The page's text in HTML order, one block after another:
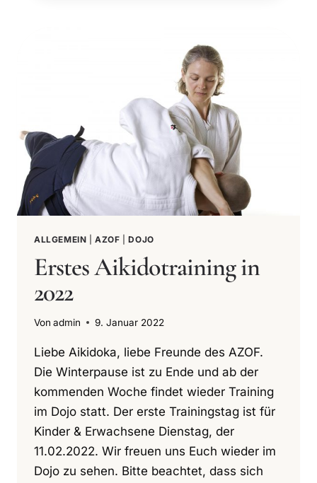
ALLGEMEIN |AZOF |DOJO
Erstes Aikidotraining in
2022
Von admin 9. Januar 2022
Liebe Aikidoka, liebe Freunde des AZOF.
Die Winterpause ist zu Ende und ab der
kommenden Woche findet wieder Training
im Dojo statt. Der erste Trainingstag ist für
Kinder & Erwachsene Dienstag, der
11.02.2022. Wir freuen uns Euch wieder im
Dojo zu sehen. Bitte beachtet, dass sich